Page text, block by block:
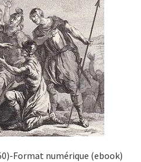
Format numérique (ebook)